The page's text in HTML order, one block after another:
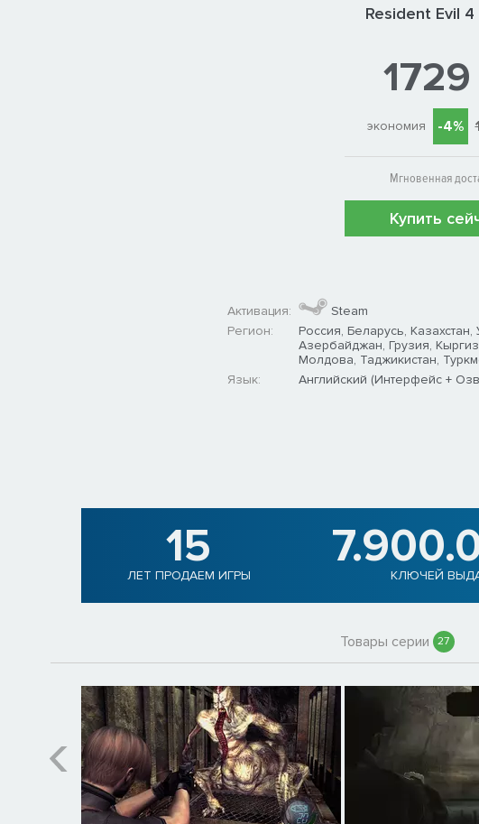
Resident Evil 4
экономия -4%
Мгновенная
Купить
Активация:
Steam
Регион:
Россия, Беларусь,
Азербайджан, Грузия,
Молдова, Таджикистан,
Язык:
Английский (Интерфейс +
15
ЛЕТ ПРОДАЕМ ИГРЫ КЛЮЧЕЙ
Товары серии 27